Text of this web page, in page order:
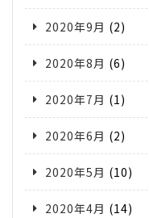
2020年9月 (2)
2020年8月 (6)
2020年7月 (1)
2020年6月 (2)
2020年5月 (10)
2020年4月 (14)